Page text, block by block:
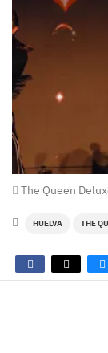
The Queen
HUELVA THE